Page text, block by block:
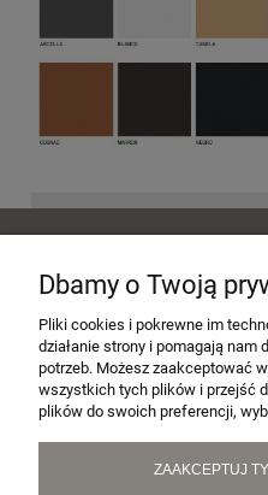
MOJE
Dbamy o Twoją
Pliki cookies i pokrewne im
działanie strony i pomagają
potrzeb. Możesz zaakceptować
wszystkich tych plików i przejść
plików do swoich preferencji,
ZAAKCEPTUJ